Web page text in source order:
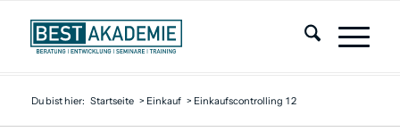
Du bist hier: Startseite 1
> Einkauf 2
> Einkaufscontrolling